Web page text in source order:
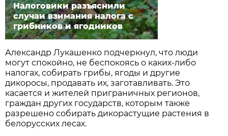
Налоговики разъяснили
случаи взимания налога с
грибников и ягодников
Александр Лукашенко подчеркнул, что люди
могут спокойно, не беспокоясь о каких-либо
налогах, собирать грибы, ягоды и другие
дикоросы, продавать их, заготавливать. Это
касается и жителей приграничных регионов,
граждан других государств, которым также
разрешено собирать дикорастущие растения в
белорусских лесах.